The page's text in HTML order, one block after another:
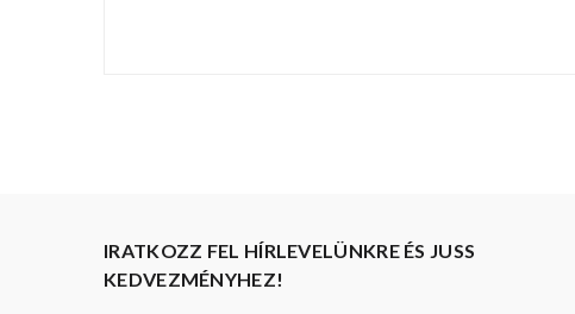
IRATKOZZ FEL HÍRLEVELÜNKRE ÉS JUSS
KEDVEZMÉNYHEZ!